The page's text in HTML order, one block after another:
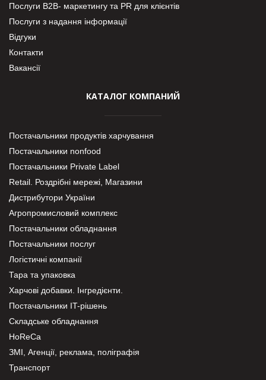
Послуги В2В- маркетингу та PR для клієнтів
Послуги з надання інформації
Відгуки
Контакти
Вакансії
КАТАЛОГ КОМПАНИЙ
Постачальники продуктів харчування
Постачальники nonfood
Постачальники Private Label
Retail. Роздрібні мережі, Магазини
Дистрибутори України
Агропромисловий комплекс
Постачальники обладнання
Постачальники послуг
Логістичні компанії
Тара та упаковка
Харчові добавки. Інгредієнти.
Постачальники IT-рішень
Складське обладнання
HoReCa
ЗМІ, Агенції, реклама, поліграфія
Транспорт